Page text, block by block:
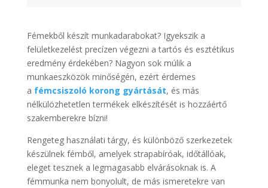
Fémekből készít munkadarabokat? Igyekszik a
felületkezelést precízen végezni a tartós és esztétikus
eredmény érdekében? Nagyon sok múlik a
munkaeszközök minőségén, ezért érdemes
a fémcsiszoló korong gyártását, és más
nélkülözhetetlen termékek elkészítését is hozzáértő
szakemberekre bízni!
Rengeteg használati tárgy, és különböző szerkezetek
készülnek fémből, amelyek strapabíróak, időtállóak,
eleget tesznek a legmagasabb elvárásoknak is. A
fémmunka nem bonyolult, de más ismeretekre van